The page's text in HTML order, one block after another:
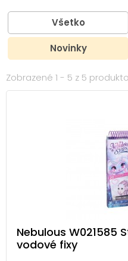
Všetko
Novinky
Zobrazené 1 - 5 z 5
Nebulous W021585
vodové fixy